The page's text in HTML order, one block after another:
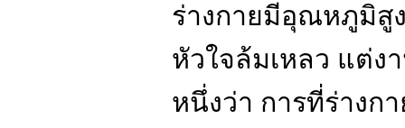
ร่างกายมีอุณหภูมิสู
หัวใจล้มเหลว แต่ง
หนึ่งว่า การที่ร่างก